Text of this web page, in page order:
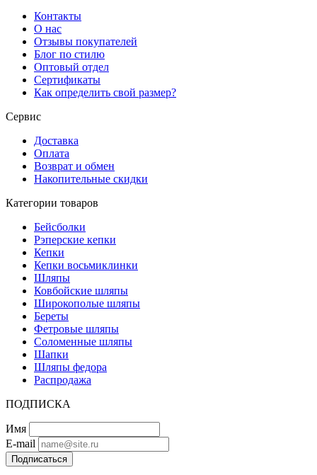
Контакты
О нас
Отзывы покупателей
Блог по стилю
Оптовый отдел
Сертификаты
Как определить свой размер?
Сервис
Доставка
Оплата
Возврат и обмен
Накопительные скидки
Категории товаров
Бейсболки
Рэперские кепки
Кепки
Кепки восьмиклинки
Шляпы
Ковбойские шляпы
Широкополые шляпы
Береты
Фетровые шляпы
Соломенные шляпы
Шапки
Шляпы федора
Распродажа
ПОДПИСКА
Имя
E-mail
Подписаться